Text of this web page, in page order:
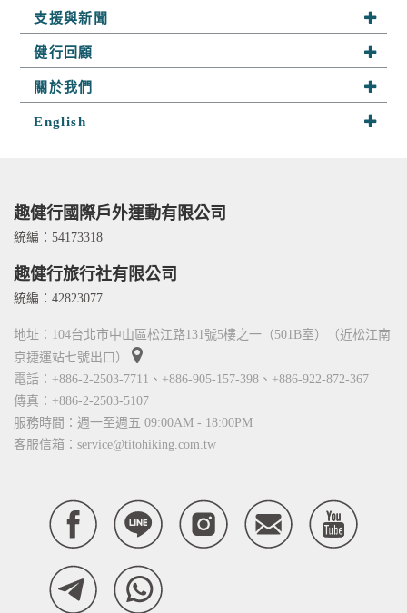
系列行程
半自助行
山野小舖
山野學堂
支援與新聞
最新活動
山野快訊
健行回顧
趣健行足跡
探險相簿
關於我們
關於趣健行
人才招募
TITO card 優惠卡
合作關係
English
Contact Us
趣健行國際戶外運動有限公司
統編：54173318
趣健行旅行社有限公司
統編：42823077
地址：104台北市中山區松江路131號5樓之一（501B室）（近松江南
京捷運站七號出口）
電話：+886-2-2503-7711、+886-905-157-398、+886-922-872-367
傳真：+886-2-2503-5107
服務時間：週一至週五 09:00AM - 18:00PM
客服信箱：service@titohiking.com.tw